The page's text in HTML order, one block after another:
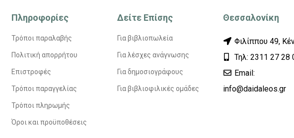
Πληροφορίες
Τρόποι παραλαβής
Πολιτική απορρήτου
Επιστροφές
Τρόποι παραγγελίας
Τρόποι πληρωμής
Όροι και προϋποθέσεις
Δείτε Επίσης
Για βιβλιοπωλεία
Για λέσχες ανάγνωσης
Για δημοσιογράφους
Για βιβλιοφιλικές ομάδες
Θεσσαλονίκη
Φιλίππου 49,
Τηλ: 2311 27 28
Εmail:
info@daidaleos.gr